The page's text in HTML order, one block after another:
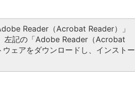
Reader（Acrobat Reader）」
左記の「Adobe Reader（Acrobat
ェアをダウンロードし、インストー